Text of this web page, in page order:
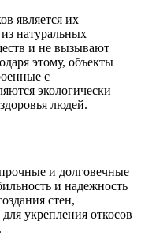
является их
натуральных
и не вызывают
этому, объекты
с
экологически
людей.
и долговечные
и надежность
стен,
укрепления откосов